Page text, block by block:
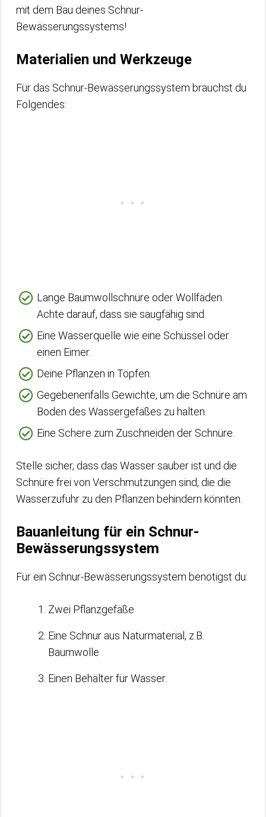
mit dem Bau deines Schnur-
Bewässerungssystems!
Materialien und Werkzeuge
Für das Schnur-Bewässerungssystem brauchst du
Folgendes:
Lange Baumwollschnüre oder Wollfäden.
Achte darauf, dass sie saugfähig sind.
Eine Wasserquelle wie eine Schüssel oder
einen Eimer.
Deine Pflanzen in Töpfen.
Gegebenenfalls Gewichte, um die Schnüre am
Boden des Wassergefäßes zu halten.
Eine Schere zum Zuschneiden der Schnüre.
Stelle sicher, dass das Wasser sauber ist und die
Schnüre frei von Verschmutzungen sind, die die
Wasserzufuhr zu den Pflanzen behindern könnten.
Bauanleitung für ein Schnur-
Bewässerungssystem
Für ein Schnur-Bewässerungssystem benötigst du:
Zwei Pflanzgefäße
Eine Schnur aus Naturmaterial, z.B.
Baumwolle
Einen Behälter für Wasser.